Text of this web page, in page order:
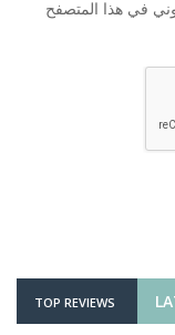
في هذا المتصفح
TOP REVIEWS